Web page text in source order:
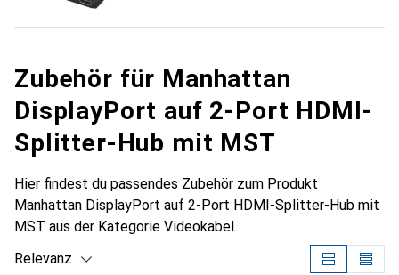
Zubehör für Manhattan
DisplayPort auf 2-Port HDMI-
Splitter-Hub mit MST
Hier findest du passendes Zubehör zum Produkt
Manhattan DisplayPort auf 2-Port HDMI-Splitter-Hub mit
MST aus der Kategorie Videokabel.
Relevanz